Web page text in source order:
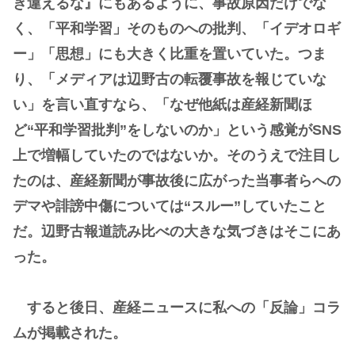
く、「平和学習」そのものへの批判、「イデオロギ
ー」「思想」にも大きく比重を置いていた。つま
り、「メディアは辺野古の転覆事故を報じていな
い」を言い直すなら、「なぜ他紙は産経新聞ほ
ど“平和学習批判”をしないのか」という感覚がSNS
上で増幅していたのではないか。そのうえで注目し
たのは、産経新聞が事故後に広がった当事者らへの
デマや誹謗中傷については“スルー”していたこと
だ。辺野古報道読み比べの大きな気づきはそこにあ
った。
すると後日、産経ニュースに私への「反論」コラ
ムが掲載された。